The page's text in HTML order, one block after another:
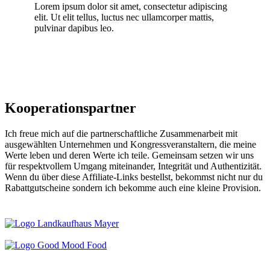
Lorem ipsum dolor sit amet, consectetur adipiscing
elit. Ut elit tellus, luctus nec ullamcorper mattis,
pulvinar dapibus leo.
Kooperations­partner
Ich freue mich auf die partnerschaftliche Zusammenarbeit mit
ausgewählten Unternehmen und Kongressveranstaltern, die meine
Werte leben und deren Werte ich teile. Gemeinsam setzen wir uns
für respektvollem Umgang miteinander, Integrität und Authentizität.
Wenn du über diese Affiliate-Links bestellst, bekommst nicht nur du
Rabattgutscheine sondern ich bekomme auch eine kleine Provision.